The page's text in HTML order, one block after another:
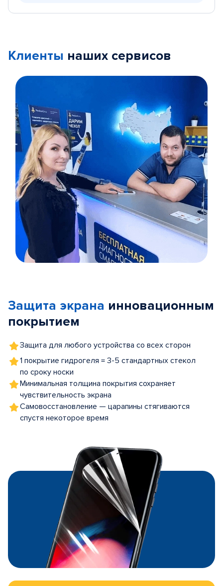
Клиенты наших сервисов
5
Защита экрана инновационным
покрытием
Защита для любого устройства со всех сторон
1 покрытие гидрогеля = 3-5 стандартных стекол
по сроку носки
Минимальная толщина покрытия сохраняет
чувствительность экрана
Самовосстановление — царапины стягиваются
спустя некоторое время